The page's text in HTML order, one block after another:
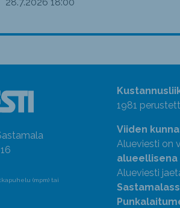
28.7.2026 18:00
(mpm) tai
1981
Viiden
Alueviesti on
Alueviesti